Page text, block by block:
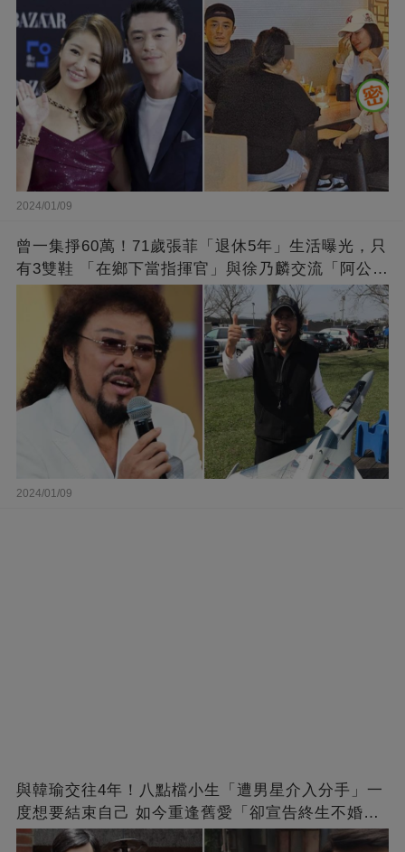
2024/01/09
曾一集掙60萬！71歲張菲「退休5年」生活曝光，只
有3雙鞋 「在鄉下當指揮官」與徐乃麟交流「阿公
2024/01/09
與韓瑜交往4年！八點檔小生「遭男星介入分手」一
度想要結束自己 如今重逢舊愛「卻宣告終生不婚」
原因曝光